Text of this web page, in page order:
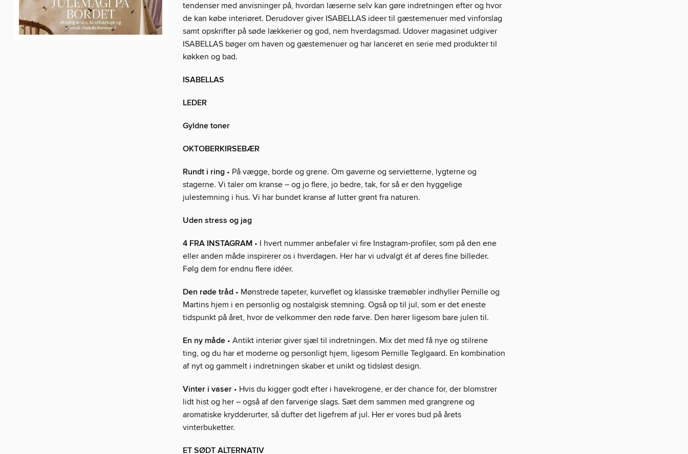
tendenser med anvisninger på, hvordan læserne selv kan gøre indretningen efter og hvor
de kan købe interiøret. Derudover giver ISABELLAS ideer til gæstemenuer med vinforslag
samt opskrifter på søde lækkerier og god, nem hverdagsmad. Udover magasinet udgiver
ISABELLAS bøger om haven og gæstemenuer og har lanceret en serie med produkter til
køkken og bad.
ISABELLAS
LEDER
Gyldne toner
OKTOBERKIRSEBÆR
Rundt i ring • På vægge, borde og grene. Om gaverne og servietterne, lygterne og
stagerne. Vi taler om kranse – og jo flere, jo bedre, tak, for så er den hyggelige
julestemning i hus. Vi har bundet kranse af lutter grønt fra naturen.
Uden stress og jag
4 FRA INSTAGRAM • I hvert nummer anbefaler vi fire Instagram-profiler, som på den ene
eller anden måde inspirerer os i hverdagen. Her har vi udvalgt ét af deres fine billeder.
Følg dem for endnu flere idéer.
Den røde tråd • Mønstrede tapeter, kurveflet og klassiske træmøbler indhyller Pernille og
Martins hjem i en personlig og nostalgisk stemning. Også op til jul, som er det eneste
tidspunkt på året, hvor de velkommer den røde farve. Den hører ligesom bare julen til.
En ny måde • Antikt interiør giver sjæl til indretningen. Mix det med få nye og stilrene
ting, og du har et moderne og personligt hjem, ligesom Pernille Teglgaard. En kombination
af nyt og gammelt i indretningen skaber et unikt og tidsløst design.
Vinter i vaser • Hvis du kigger godt efter i havekrogene, er der chance for, der blomstrer
lidt hist og her – også af den farverige slags. Sæt dem sammen med grangrene og
aromatiske krydderurter, så dufter det ligefrem af jul. Her er vores bud på årets
vinterbuketter.
ET SØDT ALTERNATIV